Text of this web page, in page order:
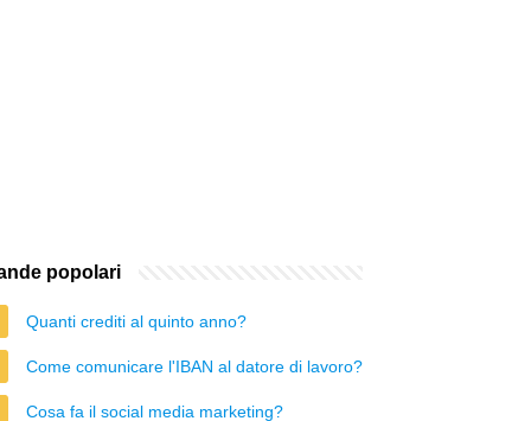
popolari
Quanti crediti al quinto anno?
Come comunicare l'IBAN al datore di lavoro?
Cosa fa il social media marketing?